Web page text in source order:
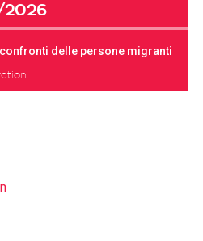
2026
delle persone migranti